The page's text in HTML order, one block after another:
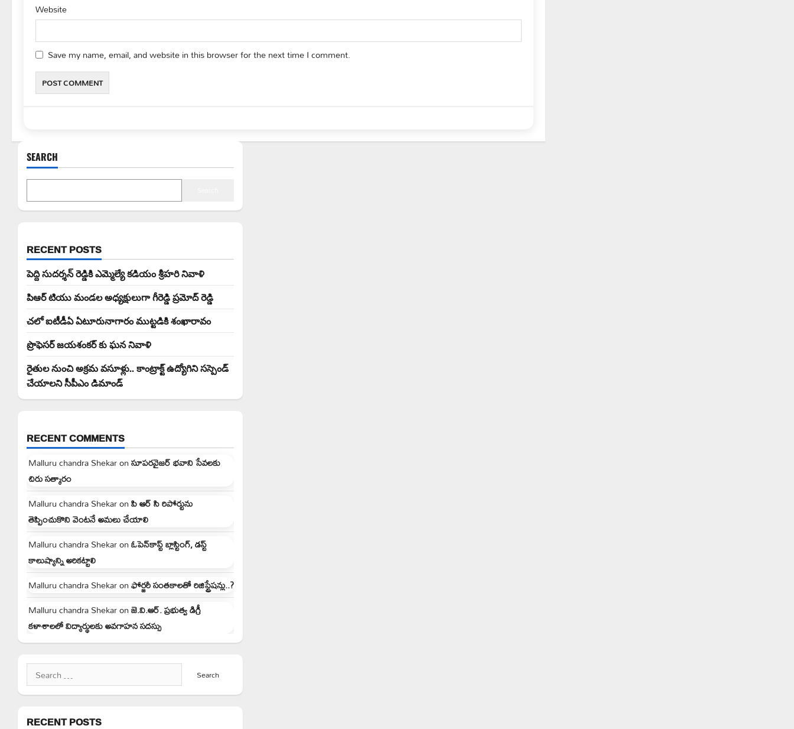
Website
Save my name, email, and website in this browser for the next time I comment.
SEARCH
RECENT POSTS
పెద్ది సుదర్శన్ రెడ్డికి ఎమ్మెల్యే కడియం శ్రీహరి నివాళి
పిఆర్ టియు మండల అధ్యక్షులుగా గీరెడ్డి ప్రమోద్ రెడ్డి
చలో ఐటీడీఏ ఏటూరునాగారం ముట్టడికి శంఖారావం
ప్రొఫెసర్ జయశంకర్ కు ఘన నివాళి
రైతుల నుంచి అక్రమ వసూళ్లు.. కాంట్రాక్ట్ ఉద్యోగిని సస్పెండ్
చేయాలని సీపీఎం డిమాండ్
RECENT COMMENTS
Malluru chandra Shekaronసూపరవైజర్ భవాని సేవలకు
చిరు సత్కారం
Malluru chandra Shekaronపి ఆర్ సి రిపోర్టును
తెప్పించుకొని వెంటనే అమలు చేయాలి
Malluru chandra Shekaronఓపెన్‌కాస్ట్ బ్లాస్టింగ్, డస్ట్
కాలుష్యాన్ని అరికట్టాలి
Malluru chandra Shekaronఫోర్జరీ సంతకాలతో రిజిస్ట్రేషన్లు..?
Malluru chandra Shekaronజె.వి.ఆర్. ప్రభుత్వ డిగ్రీ
కళాశాలలో విద్యార్థులకు అవగాహన సదస్సు
Search
for:
RECENT POSTS